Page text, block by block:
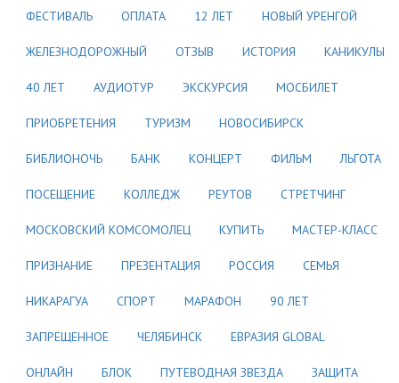
ФЕСТИВАЛЬ ОПЛАТА 12 ЛЕТ НОВЫЙ УРЕНГОЙ
ЖЕЛЕЗНОДОРОЖНЫЙ ОТЗЫВ ИСТОРИЯ КАНИКУЛЫ
40 ЛЕТ АУДИОТУР ЭКСКУРСИЯ МОСБИЛЕТ
ПРИОБРЕТЕНИЯ ТУРИЗМ НОВОСИБИРСК
БИБЛИОНОЧЬ БАНК КОНЦЕРТ ФИЛЬМ ЛЬГОТА
ПОСЕЩЕНИЕ КОЛЛЕДЖ РЕУТОВ СТРЕТЧИНГ
МОСКОВСКИЙ КОМСОМОЛЕЦ КУПИТЬ МАСТЕР-КЛАСС
ПРИЗНАНИЕ ПРЕЗЕНТАЦИЯ РОССИЯ СЕМЬЯ
НИКАРАГУА СПОРТ МАРАФОН 90 ЛЕТ
ЗАПРЕЩЕННОЕ ЧЕЛЯБИНСК ЕВРАЗИЯ GLOBAL
ОНЛАЙН БЛОК ПУТЕВОДНАЯ ЗВЕЗДА ЗАЩИТА